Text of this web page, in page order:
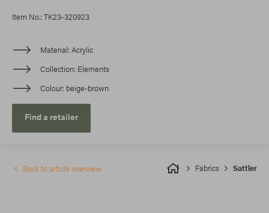
Item No.: TK23-320923
Material Acrylic
Collection Elements
Colour beige-brown
Find a retailer
Fabrics Sattler
Back to article overview